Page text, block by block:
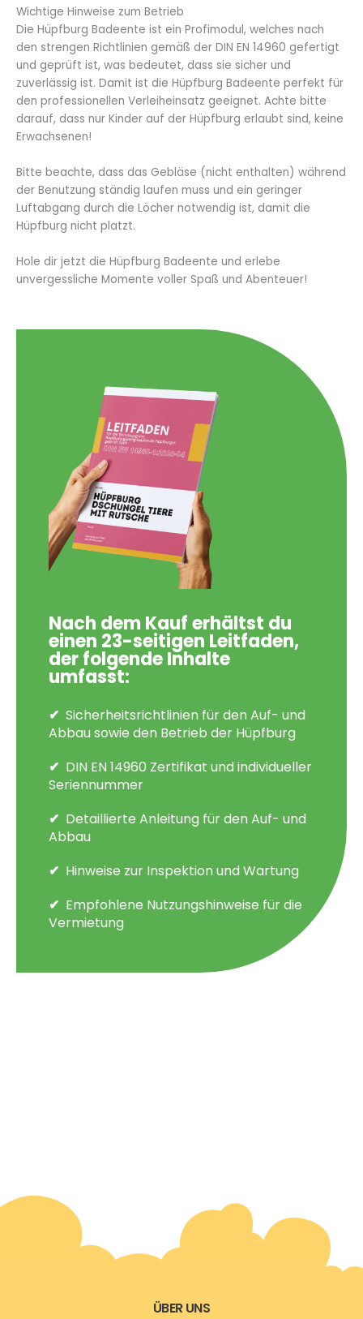
Wichtige Hinweise zum Betrieb
Die Hüpfburg Badeente ist ein Profimodul, welches nach
den strengen Richtlinien gemäß der DIN EN 14960 gefertigt
und geprüft ist, was bedeutet, dass sie sicher und
zuverlässig ist. Damit ist die Hüpfburg Badeente perfekt für
den professionellen Verleiheinsatz geeignet. Achte bitte
darauf, dass nur Kinder auf der Hüpfburg erlaubt sind, keine
Erwachsenen!
Bitte beachte, dass das Gebläse (nicht enthalten) während
der Benutzung ständig laufen muss und ein geringer
Luftabgang durch die Löcher notwendig ist, damit die
Hüpfburg nicht platzt.
Hole dir jetzt die Hüpfburg Badeente und erlebe
unvergessliche Momente voller Spaß und Abenteuer!
Nach dem Kauf erhältst du
einen 23-seitigen Leitfaden,
der folgende Inhalte
umfasst:
Sicherheitsrichtlinien für den Auf- und
Abbau sowie den Betrieb der Hüpfburg
DIN EN 14960 Zertifikat und individueller
Seriennummer
Detaillierte Anleitung für den Auf- und
Abbau
Hinweise zur Inspektion und Wartung
Empfohlene Nutzungshinweise für die
Vermietung
ÜBER UNS